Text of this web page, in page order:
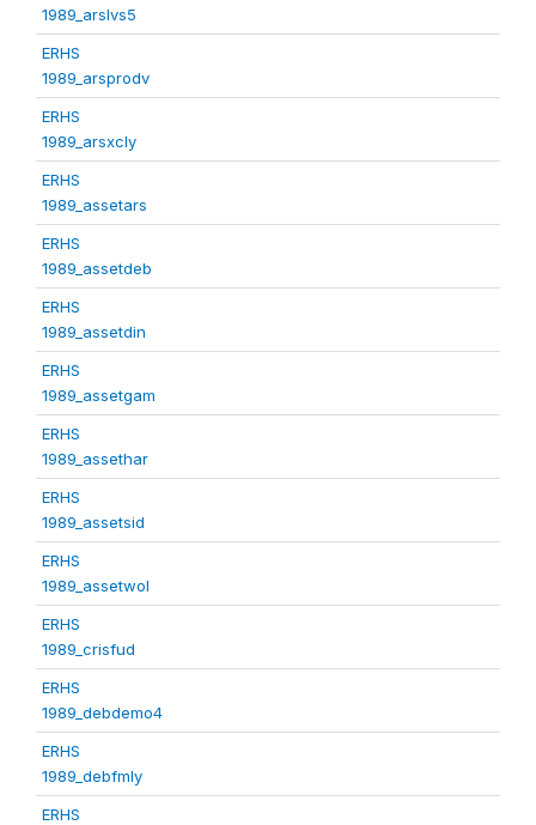
1989_arslvs5
ERHS
1989_arsprodv
ERHS
1989_arsxcly
ERHS
1989_assetars
ERHS
1989_assetdeb
ERHS
1989_assetdin
ERHS
1989_assetgam
ERHS
1989_assethar
ERHS
1989_assetsid
ERHS
1989_assetwol
ERHS
1989_crisfud
ERHS
1989_debdemo4
ERHS
1989_debfmly
ERHS